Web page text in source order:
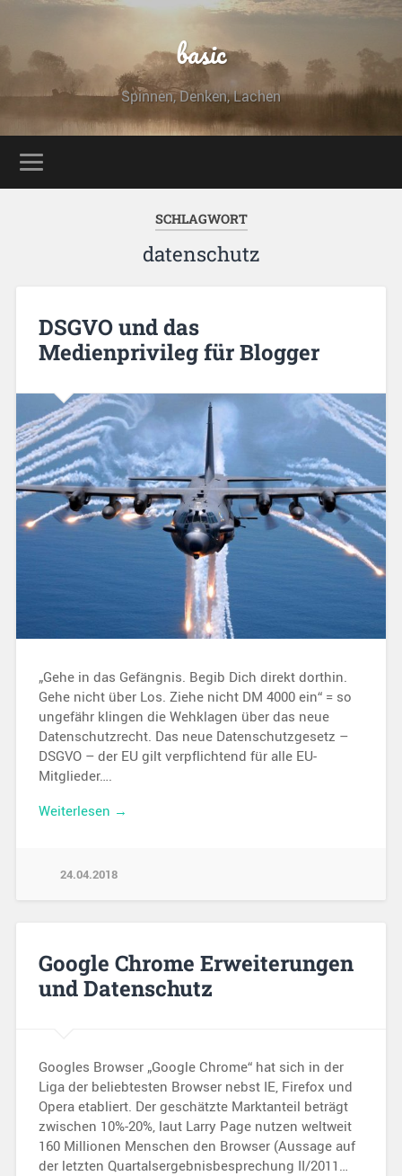
basic
Spinnen, Denken, Lachen
SCHLAGWORT
datenschutz
DSGVO und das
Medienprivileg für Blogger
„Gehe in das Gefängnis. Begib Dich direkt dorthin.
Gehe nicht über Los. Ziehe nicht DM 4000 ein“ = so
ungefähr klingen die Wehklagen über das neue
Datenschutzrecht. Das neue Datenschutzgesetz –
DSGVO – der EU gilt verpflichtend für alle EU-
Mitglieder….
Weiterlesen →
24.04.2018
Google Chrome Erweiterungen
und Datenschutz
Googles Browser „Google Chrome“ hat sich in der
Liga der beliebtesten Browser nebst IE, Firefox und
Opera etabliert. Der geschätzte Marktanteil beträgt
zwischen 10%-20%, laut Larry Page nutzen weltweit
160 Millionen Menschen den Browser (Aussage auf
der letzten Quartalsergebnisbesprechung II/2011…